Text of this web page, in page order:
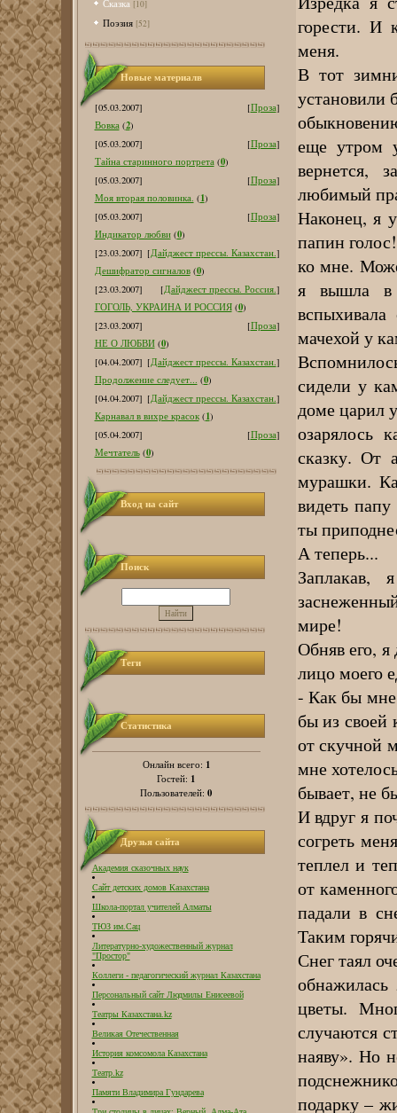
Сказка [10]
Поэзия [52]
Новые материалв
[05.03.2007] [Проза]
Вовка (2)
[05.03.2007]
[Проза]
Тайна старинного портрета (0)
[05.03.2007]
[Проза]
Моя вторая половинка. (1)
[05.03.2007]
[Проза]
Индикатор любви (0)
[23.03.2007] [Дайджест прессы. Казахстан.]
Дешифратор сигналов (0)
[23.03.2007]
[Дайджест прессы. Россия.]
ГОГОЛЬ, УКРАИНА И РОССИЯ (0)
[23.03.2007]
[Проза]
НЕ О ЛЮБВИ (0)
[04.04.2007] [Дайджест прессы. Казахстан.]
Продолжение следует... (0)
[04.04.2007] [Дайджест прессы. Казахстан.]
Карнавал в вихре красок (1)
[05.04.2007]
[Проза]
Мечтатель (0)
Вход на сайт
Поиск
Теги
Статистика
Онлайн всего: 1
Гостей: 1
Пользователей: 0
Друзья сайта
Академия сказочных наук
Сайт детских домов Казахстана
Школа-портал учителей Алматы
ТЮЗ им.Сац
Литературно-художественный журнал
"Простор"
Коллеги - педагогический журнал Казахстана
Персональный сайт Людмилы Енисеевой
Театры Казахстана.kz
Великая Отечественная
История комсомола Казахстана
Театр.kz
Памяти Владимира Гундарева
горести. И
меня.
В тот
установили
еще утром
вернется,
любимый
Наконец, я
папин
ко мне.
я вышла в
мачехой у
сидели у
доме царил
озарялось
сказку. От
мурашки.
видеть
ты
А теперь...
Заплакав,
мире!
Обняв его,
лицо моего
- Как бы мне
бы из своей
от скучной
мне
бывает, не
И вдруг я
согреть
теплел и
от
падали в
Таким
Снег таял
цветы.
случаются
наяву». Но
подарку –